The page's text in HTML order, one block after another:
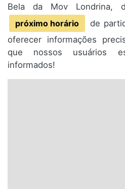
Bela da Mov Londrina,
próximo horário
de
oferecer informações
que nossos usuários
informados!